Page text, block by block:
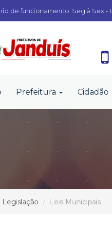
de funcionamento: Seg à Sex -
Prefeitura Cidadão
Legislação Leis Municipais